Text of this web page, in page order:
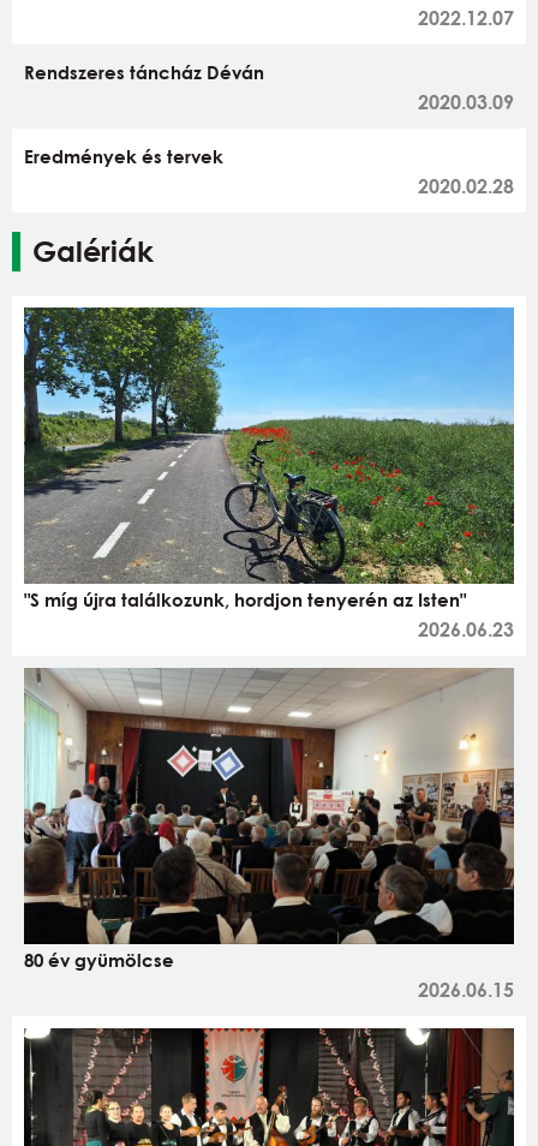
2022.12.07
Rendszeres táncház Déván
2020.03.09
Eredmények és tervek
2020.02.28
Galériák
"S míg újra találkozunk, hordjon tenyerén az Isten"
2026.06.23
80 év gyümölcse
2026.06.15